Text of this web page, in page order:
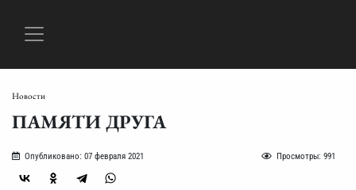
Новости
ПАМЯТИ ДРУГА
Опубликовано: 07 февраля 2021 Просмотры: 991